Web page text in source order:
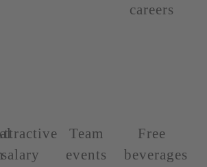
careers
salary
Team
events
Free
beverages